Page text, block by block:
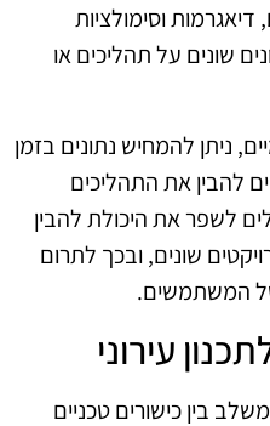
דיאגרמות וסימולציות
שונים על תהליכים או
ניתן להמחיש נתונים בזמן
את התהליכים
לשפר את היכולת להבין
שונים, ובכך לתרום
של המשתמשים.
בין כישורים טכניים